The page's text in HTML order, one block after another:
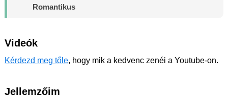
Romantikus
Videók
Kérdezd meg tőle, hogy mik a kedvenc zenéi a Youtube-on.
Jellemzőim